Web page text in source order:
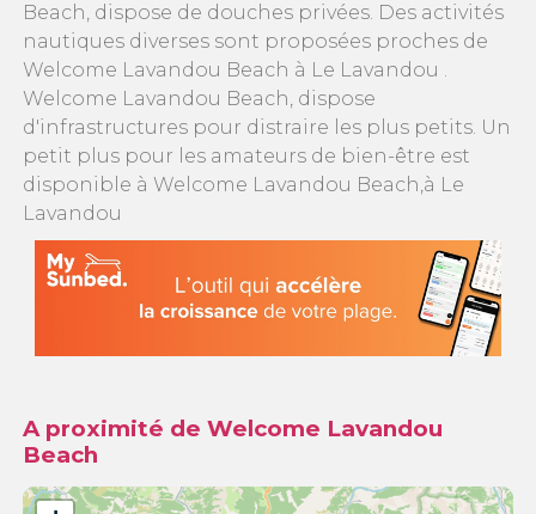
Beach, dispose de douches privées. Des activités
nautiques diverses sont proposées proches de
Welcome Lavandou Beach à Le Lavandou .
Welcome Lavandou Beach, dispose
d'infrastructures pour distraire les plus petits. Un
petit plus pour les amateurs de bien-être est
disponible à Welcome Lavandou Beach,à Le
Lavandou
A proximité de Welcome Lavandou
Beach